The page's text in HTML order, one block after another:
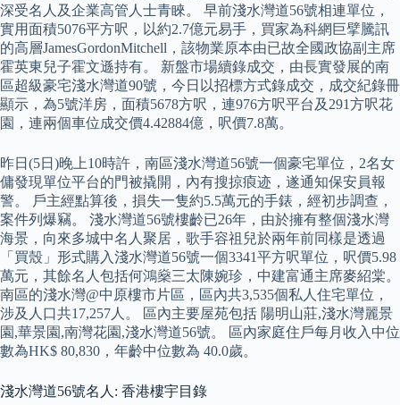
深受名人及企業高管人士青睞。 早前淺水灣道56號相連單位，
實用面積5076平方呎，以約2.7億元易手，買家為科網巨擘騰訊
的高層JamesGordonMitchell，該物業原本由已故全國政協副主席
霍英東兒子霍文遜持有。 新盤市場續錄成交，由長實發展的南
區超級豪宅淺水灣道90號，今日以招標方式錄成交，成交紀錄冊
顯示，為5號洋房，面積5678方呎，連976方呎平台及291方呎花
園，連兩個車位成交價4.42884億，呎價7.8萬。
昨日(5日)晚上10時許，南區淺水灣道56號一個豪宅單位，2名女
傭發現單位平台的門被撬開，內有搜掠㾗迹，遂通知保安員報
警。 戶主經點算後，損失一隻約5.5萬元的手錶，經初步調查，
案件列爆竊。 淺水灣道56號樓齡已26年，由於擁有整個淺水灣
海景，向來多城中名人聚居，歌手容祖兒於兩年前同樣是透過
「買殼」形式購入淺水灣道56號一個3341平方呎單位，呎價5.98
萬元，其餘名人包括何鴻燊三太陳婉珍，中建富通主席麥紹棠。
南區的淺水灣@中原樓市片區，區內共3,535個私人住宅單位，
涉及人口共17,257人。 區內主要屋苑包括 陽明山莊,淺水灣麗景
園,華景園,南灣花園,淺水灣道56號。 區內家庭住戶每月收入中位
數為HK$ 80,830，年齡中位數為 40.0歲。
淺水灣道56號名人: 香港樓宇目錄